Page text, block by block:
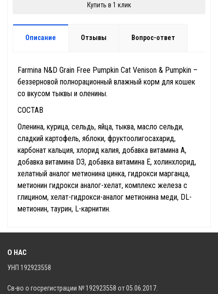
Купить в 1 клик
Описание Отзывы Вопрос-ответ
Farmina N&D Grain Free Pumpkin Cat Venison & Pumpkin –
беззерновой полнорационный влажный корм для кошек
со вкусом тыквы и оленины.
СОСТАВ
Оленина, курица, сельдь, яйца, тыква, масло сельди,
сладкий картофель, яблоки, фруктоолигосахарид,
карбонат кальция, хлорид калия, добавка витамина A,
добавка витамина D3, добавка витамина E, холинхлорид,
хелатный аналог метионина цинка, гидрокси марганца,
метионин гидрокси аналог-хелат, комплекс железа с
глицином, хелат-гидрокси-аналог метионина меди, DL-
метионин, таурин, L-карнитин.
О НАС
УНП 192923558
Св-во о госрегистрации № 192923558 от 05.06.2017.